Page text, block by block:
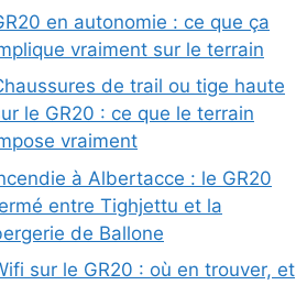
en autonomie : ce que ça
vraiment sur le terrain
de trail ou tige haute
le GR20 : ce que le terrain
vraiment
à Albertacce : le GR20
entre Tighjettu et la
de Ballone
sur le GR20 : où en trouver, et